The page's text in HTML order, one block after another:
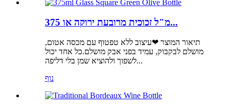
375 מ"ל זכוכית מרובעת ירוקה או...
תיאור המוצר ❤עיצוב ללא טפטוף עם מכסה אטום,
מושלם לבקבוק, עמיד בפני אבק מושלם.כל אחד יכול
לשפוך ולהוציא שמן בלי דליפה...
נוף